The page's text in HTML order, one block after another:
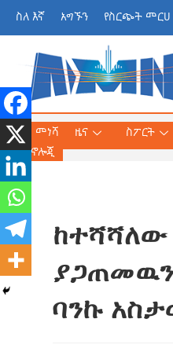
ስለ እኛ አግኙን የስርጭት መርሀ
መነሻ ዜና ስፖርት
ቴክኖሎጂ
ከተሻሻለው
ባንኩ